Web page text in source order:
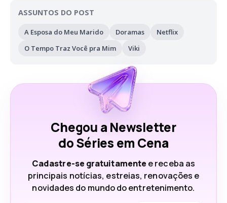
ASSUNTOS DO POST
A Esposa do Meu Marido Doramas
Netflix
O Tempo Traz Você pra Mim
Viki
Chegou a Newsletter
do Séries em Cena
Cadastre-se gratuitamente e receba as
principais notícias, estreias, renovações e
novidades do mundo do entretenimento.